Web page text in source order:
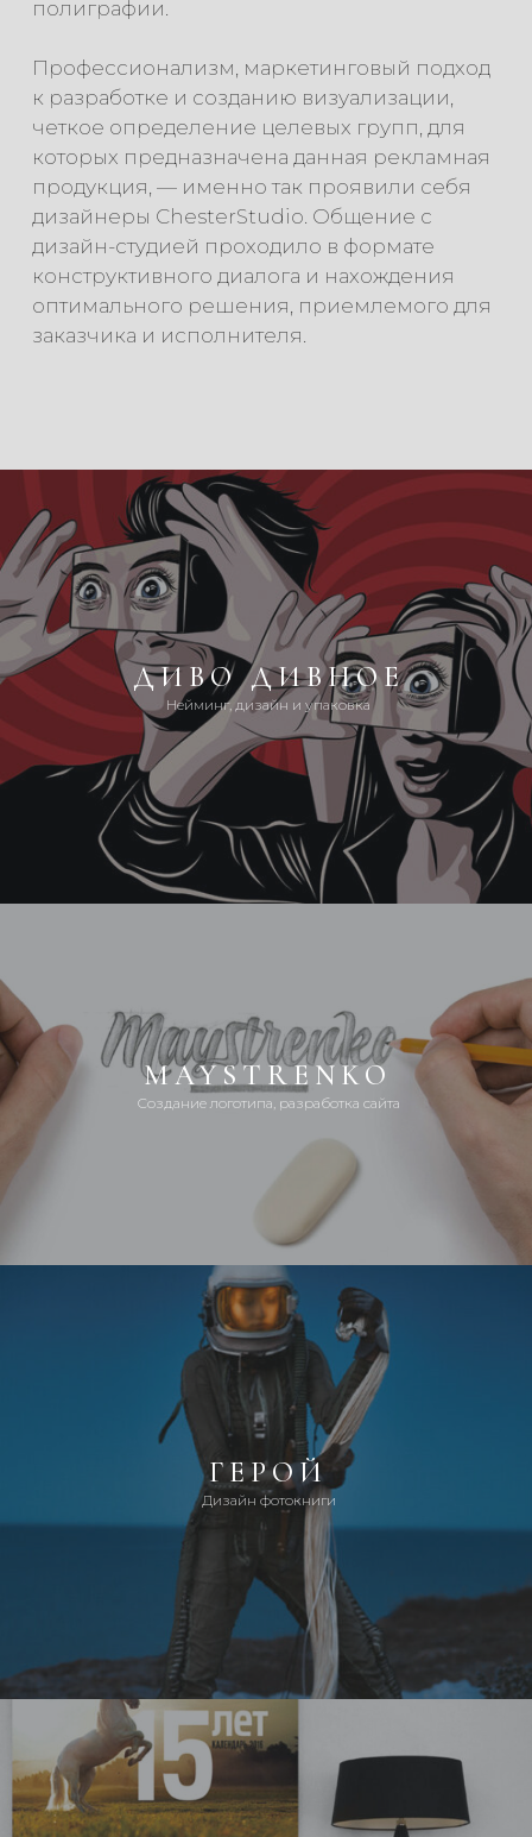
полиграфии.
Профессионализм, маркетинговый подход
к разработке и созданию визуализации,
четкое определение целевых групп, для
которых предназначена данная рекламная
продукция, — именно так проявили себя
дизайнеры ChesterStudio. Общение с
дизайн-студией проходило в формате
конструктивного диалога и нахождения
оптимального решения, приемлемого для
заказчика и исполнителя.
ДИВО ДИВНОЕ
Нейминг, дизайн и упаковка
MAYSTRENKO
Создание логотипа, разработка сайта
ГЕРОЙ
Дизайн фотокниги